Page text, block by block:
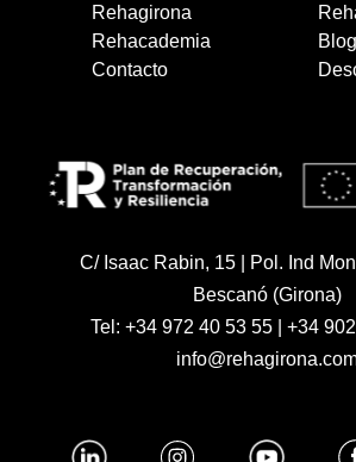
Rehagirona
Rehacademia
Blog
Contacto
C/ Isaac Rabin, 15 | Pol. Ind
Bescanó (Girona)
Tel: +34 972 40 53 55| +34